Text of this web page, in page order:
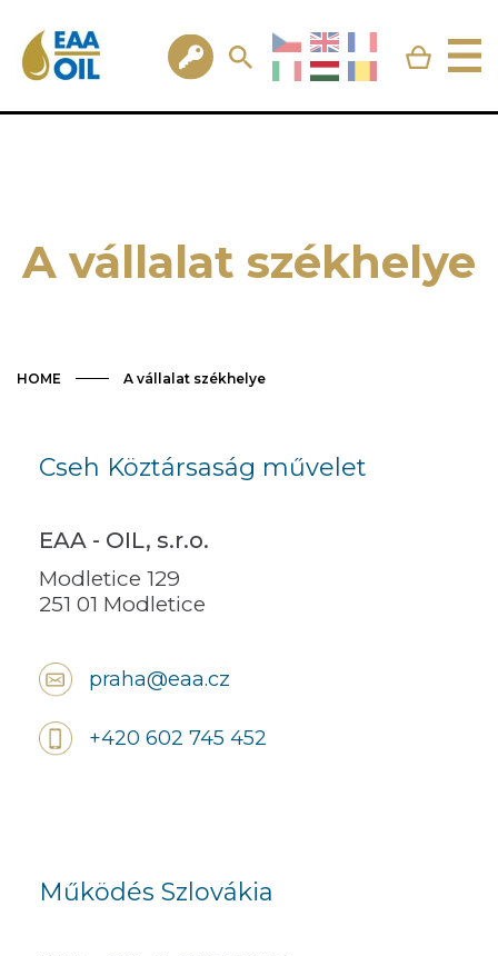
A vállalat székhelye
HOME A vállalat székhelye
Cseh Köztársaság művelet
EAA - OIL, s.r.o.
Modletice 129
251 01 Modletice
praha@eaa.cz
+420 602 745 452
Működés Szlovákia